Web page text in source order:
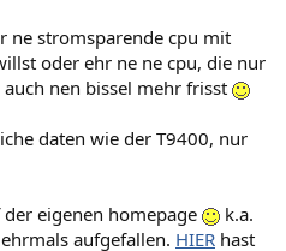
ne stromsparende cpu mit
oder ehr ne ne cpu, die nur
nen bissel mehr frisst
daten wie der T9400, nur
eigenen homepage
k.a.
aufgefallen. HIER hast